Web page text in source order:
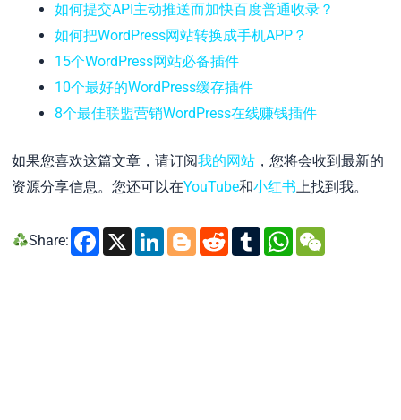
如何提交API主动推送而加快百度普通收录？
如何把WordPress网站转换成手机APP？
15个WordPress网站必备插件
10个最好的WordPress缓存插件
8个最佳联盟营销WordPress在线赚钱插件
如果您喜欢这篇文章，请订阅我的网站 ，您将会收到最新的
资源分享信息。您还可以在YouTube和小红书上找到我。
Share: Facebook
X LinkedIn
Blogger
Reddit
Tumblr